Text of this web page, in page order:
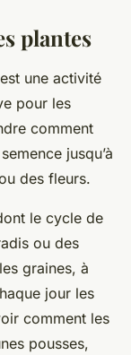
plantes
une activité
pour les
comment
jusqu’à
des fleurs.
le cycle de
ou des
graines, à
jour les
comment les
pousses,